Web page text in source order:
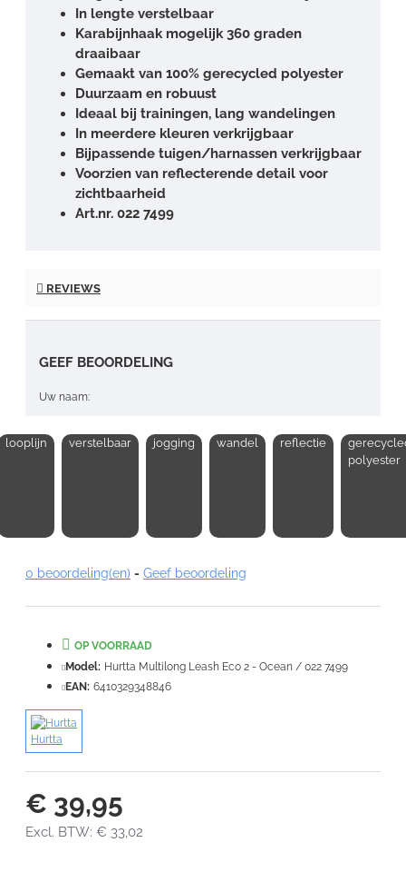
In lengte verstelbaar
Karabijnhaak mogelijk 360 graden
draaibaar
Gemaakt van 100% gerecycled polyester
Duurzaam en robuust
Ideaal bij trainingen, lang wandelingen
In meerdere kleuren verkrijgbaar
Bijpassende tuigen/harnassen verkrijgbaar
Voorzien van reflecterende detail voor
zichtbaarheid
Art.nr. 022 7499
REVIEWS
GEEF BEOORDELING
Uw naam:
Note:HTML-code wordt niet vertaald!
VERDER
looplijn verstelbaar jogging wandel reflectie
polyester
0 beoordeling(en) - Geef beoordeling
€ 39,95
Excl. BTW: € 33,02
OP VOORRAAD
Model: Hurtta Multilong Leash Eco 2 - Ocean / 022 7499
EAN: 6410329348846
Hurtta